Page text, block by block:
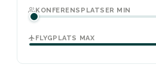
KONFERENSPLATSER MIN
FLYGPLATS MAX